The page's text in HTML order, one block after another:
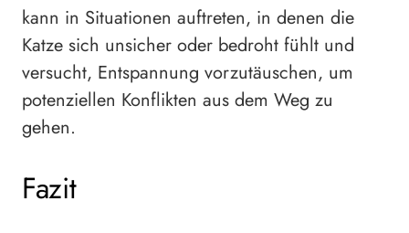
kann in Situationen auftreten, in denen die
Katze sich unsicher oder bedroht fühlt und
versucht, Entspannung vorzutäuschen, um
potenziellen Konflikten aus dem Weg zu
gehen.
Fazit